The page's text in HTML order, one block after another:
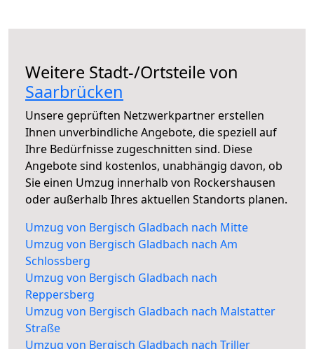
Weitere Stadt-/Ortsteile von
Saarbrücken
Unsere geprüften Netzwerkpartner erstellen
Ihnen unverbindliche Angebote, die speziell auf
Ihre Bedürfnisse zugeschnitten sind. Diese
Angebote sind kostenlos, unabhängig davon, ob
Sie einen Umzug innerhalb von Rockershausen
oder außerhalb Ihres aktuellen Standorts planen.
Umzug von Bergisch Gladbach nach Mitte
Umzug von Bergisch Gladbach nach Am
Schlossberg
Umzug von Bergisch Gladbach nach
Reppersberg
Umzug von Bergisch Gladbach nach Malstatter
Straße
Umzug von Bergisch Gladbach nach Triller